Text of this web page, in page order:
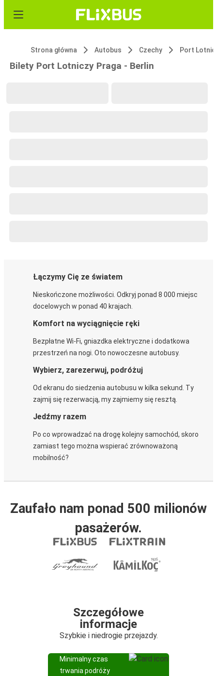
Strona główna Autobus Czechy Port
Bilety Port Lotniczy Praga - Berlin
Łączymy Cię ze światem
Nieskończone możliwości. Odkryj ponad 8 000 miejsc
docelowych w ponad 40 krajach.
Komfort na wyciągnięcie ręki
Bezpłatne Wi-Fi, gniazdka elektryczne i dodatkowa
przestrzeń na nogi. Oto nowoczesne autobusy.
Wybierz, zarezerwuj, podróżuj
Od ekranu do siedzenia autobusu w kilka sekund. Ty
zajmij się rezerwacją, my zajmiemy się resztą.
Jedźmy razem
Po co wprowadzać na drogę kolejny samochód, skoro
zamiast tego można wspierać zrównoważoną
mobilność?
Zaufało nam ponad 500 milionów
pasażerów.
Szczegółowe
informacje
Szybkie i niedrogie przejazdy.
Minimalny czas
trwania podróży